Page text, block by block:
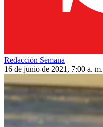
Redacción Semana
16 de junio de 2021, 7:00 a. m.